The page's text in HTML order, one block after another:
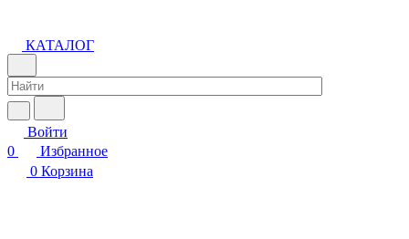
КАТАЛОГ
Войти
0
Избранное
0 Корзина